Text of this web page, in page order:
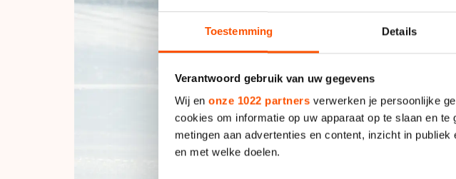
Toestemming Details
Verantwoord gebruik van uw gegevens
Wij en onze 1022 partners verwerken je persoonlijke
cookies om informatie op uw apparaat op te slaan en
metingen aan advertenties en content, inzicht in
en met welke doelen.